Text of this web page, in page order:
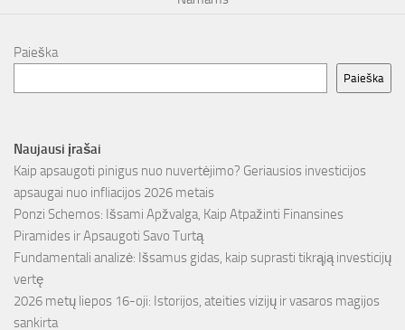
Paieška
Paieška
Naujausi įrašai
Kaip apsaugoti pinigus nuo nuvertėjimo? Geriausios investicijos
apsaugai nuo infliacijos 2026 metais
Ponzi Schemos: Išsami Apžvalga, Kaip Atpažinti Finansines
Piramides ir Apsaugoti Savo Turtą
Fundamentali analizė: Išsamus gidas, kaip suprasti tikrąją investicijų
vertę
2026 metų liepos 16-oji: Istorijos, ateities vizijų ir vasaros magijos
sankirta